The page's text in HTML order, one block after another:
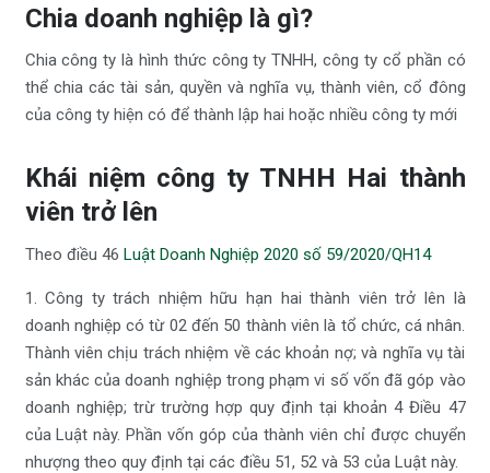
Chia doanh nghiệp là gì?
Chia công ty là hình thức công ty TNHH, công ty cổ phần có
thể chia các tài sản, quyền và nghĩa vụ, thành viên, cổ đông
của công ty hiện có để thành lập hai hoặc nhiều công ty mới
Khái niệm công ty TNHH Hai thành
viên trở lên
Theo điều 46 Luật Doanh Nghiệp 2020 số 59/2020/QH14
1. Công ty trách nhiệm hữu hạn hai thành viên trở lên là
doanh nghiệp có từ 02 đến 50 thành viên là tổ chức, cá nhân.
Thành viên chịu trách nhiệm về các khoản nợ; và nghĩa vụ tài
sản khác của doanh nghiệp trong phạm vi số vốn đã góp vào
doanh nghiệp; trừ trường hợp quy định tại khoản 4 Điều 47
của Luật này. Phần vốn góp của thành viên chỉ được chuyển
nhượng theo quy định tại các điều 51, 52 và 53 của Luật này.